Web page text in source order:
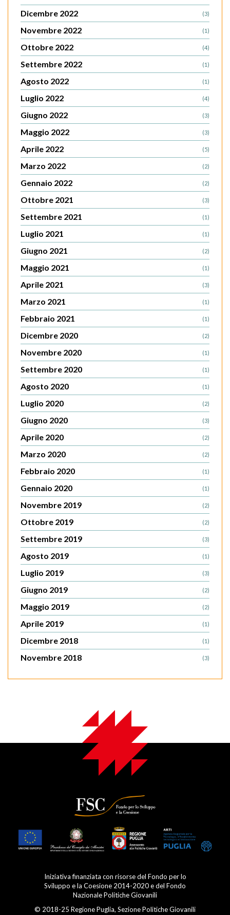
Dicembre 2022 (3)
Novembre 2022 (1)
Ottobre 2022 (4)
Settembre 2022 (1)
Agosto 2022 (1)
Luglio 2022 (4)
Giugno 2022 (3)
Maggio 2022 (3)
Aprile 2022 (5)
Marzo 2022 (2)
Gennaio 2022 (2)
Ottobre 2021 (3)
Settembre 2021 (1)
Luglio 2021 (1)
Giugno 2021 (2)
Maggio 2021 (1)
Aprile 2021 (3)
Marzo 2021 (1)
Febbraio 2021 (1)
Dicembre 2020 (2)
Novembre 2020 (1)
Settembre 2020 (1)
Agosto 2020 (1)
Luglio 2020 (2)
Giugno 2020 (3)
Aprile 2020 (2)
Marzo 2020 (2)
Febbraio 2020 (1)
Gennaio 2020 (1)
Novembre 2019 (2)
Ottobre 2019 (2)
Settembre 2019 (3)
Agosto 2019 (1)
Luglio 2019 (3)
Giugno 2019 (2)
Maggio 2019 (2)
Aprile 2019 (1)
Dicembre 2018 (1)
Novembre 2018 (3)
Iniziativa finanziata con risorse del Fondo per lo
Sviluppo e la Coesione 2014-2020 e del Fondo
Nazionale Politiche Giovanili
© 2018-25 Regione Puglia, Sezione Politiche Giovanili